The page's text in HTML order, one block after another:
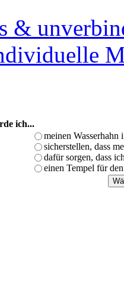
&
ich...
meinen
sicherstellen, dass
dafür sorgen, dass
einen Tempel für